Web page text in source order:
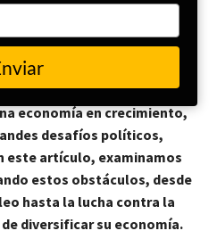
una encrucijada hacia el
Con una población
economía en crecimiento,
desafíos políticos,
este artículo, examinamos
estos obstáculos, desde
hasta la lucha contra la
diversificar su economía.